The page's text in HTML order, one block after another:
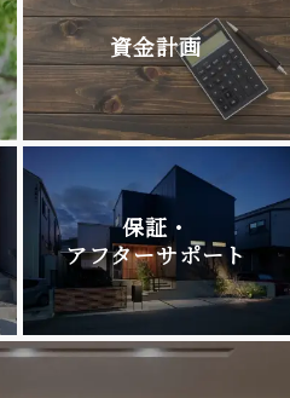
資金計画
保証・
アフターサポート